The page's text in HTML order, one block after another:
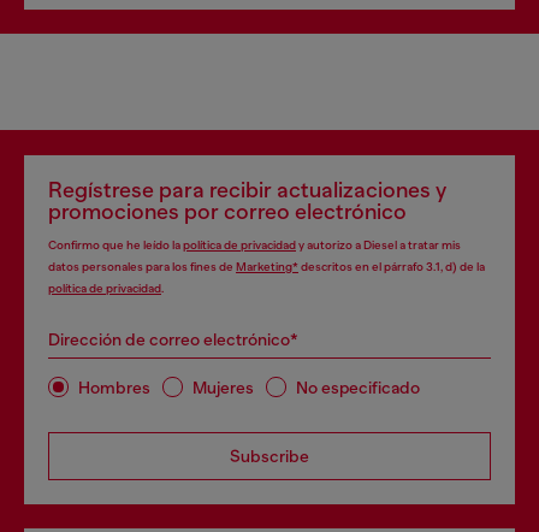
Regístrese para recibir actualizaciones y
promociones por correo electrónico
Confirmo que he leído lapolítica de privacidady autorizo a Diesel a tratar mis
datos personales para los fines de Marketing*descritos en el párrafo 3.1, d) de la
política de privacidad
Dirección de correo electrónico*
Hombres Mujeres No especificado
Subscribe